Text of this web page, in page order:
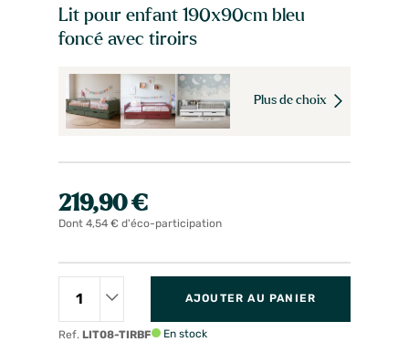
Lit pour enfant 190x90cm bleu
foncé avec tiroirs
Plus de choix
219,90 €
Dont 4,54 € d'éco-participation
Ref. LIT08-TIRBF
AJOUTER AU PANIER
En stock